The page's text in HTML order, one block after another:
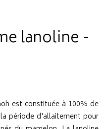
lanoline -
est constituée à 100% de
période d'allaitement pour